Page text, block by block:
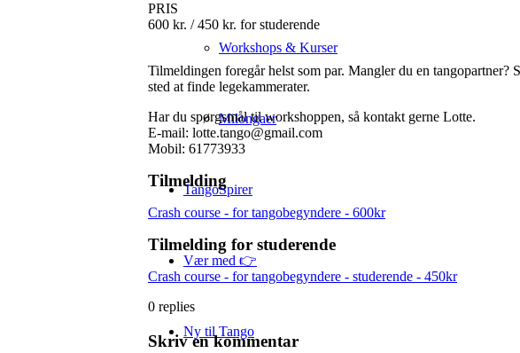
Workshops & Kurser
Milongaer
TangoSpirer
Vær med 👉
Ny til Tango
PRIS
600 kr. / 450 kr. for studerende
Tilmeldingen foregår helst som par. Mangler du en
sted at finde legekammerater.
Har du spørgsmål til workshoppen, så kontakt gerne Lotte.
E-mail: lotte.tango@gmail.com
Mobil: 61773933
Tilmelding
Crash course - for tangobegyndere - 600kr
Tilmelding for studerende
Crash course - for tangobegyndere - studerende - 450kr
0 replies
Skriv en kommentar